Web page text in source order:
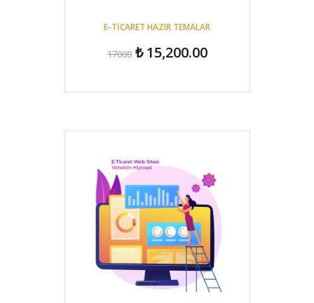
E-TICARET HAZIR TEMALAR
17000₺ 15,200.00